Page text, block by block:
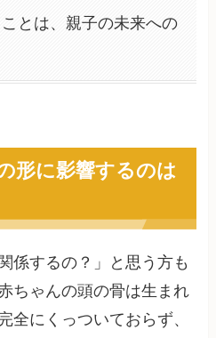
とは、親子の未来への
形に影響するのは
係するの？」と思う方も
ちゃんの頭の骨は生まれ
全にくっついておらず、